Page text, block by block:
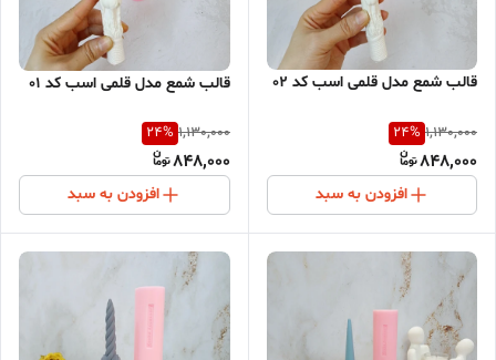
قالب شمع مدل قلمی اسب کد 02
1,130,000
24%
848,000
افزودن به سبد
قالب شمع مدل قلمی اسب کد 01
1,130,000
24%
848,000
افزودن به سبد